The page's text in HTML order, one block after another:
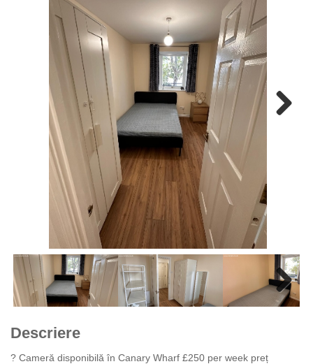
Descriere
? Cameră disponibilă în Canary Wharf £250 per week preț